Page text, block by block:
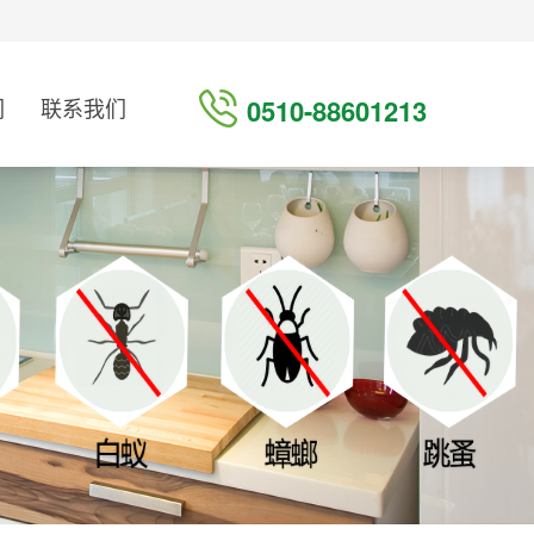
联系我们 0510-88601213